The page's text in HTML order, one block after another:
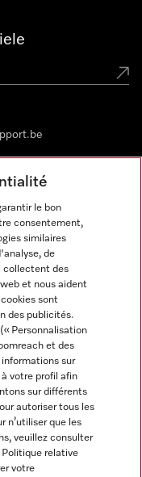
le bon
consentement,
similaires
de
collectent des
et nous aident
sont
des publicités.
Personnalisation
et des
sur
votre profil afin
sur différents
autoriser tous les
n’utiliser que les
veuillez consulter
relative
votre